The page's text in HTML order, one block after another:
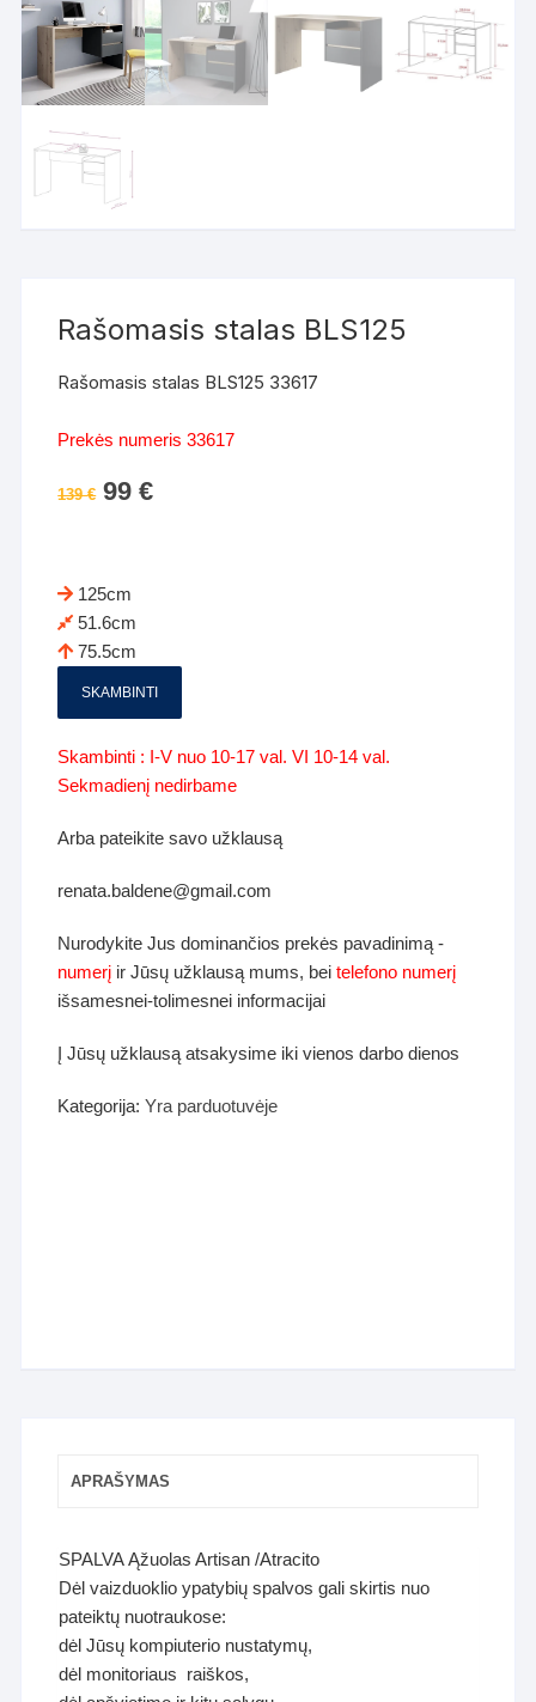
Rašomasis stalas BLS125
Rašomasis stalas BLS125 33617
Prekės numeris 33617
139€ Original
price
99€Current
price
125cm
51.6cm
75.5cm
SKAMBINTI
Skambinti : I-V nuo 10-17 val. VI 10-14 val.
Sekmadienį nedirbame
Arba pateikite savo užklausą
renata.baldene@gmail.com
Nurodykite Jus dominančios prekės pavadinimą -
numerį ir Jūsų užklausą mums, beitelefono numerį
išsamesnei-tolimesnei informacijai
Į Jūsų užklausą atsakysime iki vienos darbo dienos
Kategorija:Yra parduotuvėje
APRAŠYMAS
SPALVA Ąžuolas Artisan /Atracito
Dėl vaizduoklio ypatybių spalvos gali skirtis nuo
pateiktų nuotraukose:
dėl Jūsų kompiuterio nustatymų,
dėl monitoriaus raiškos,